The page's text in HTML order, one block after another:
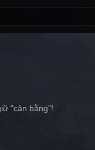
"cân bằng"!